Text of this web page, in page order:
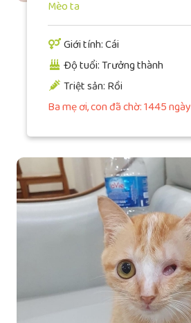
Mèo ta
Giới tính: Cái
Độ tuổi: Trưởng thành
Triệt sản: Rồi
Ba mẹ ơi, con đã chờ: 1445 ngày